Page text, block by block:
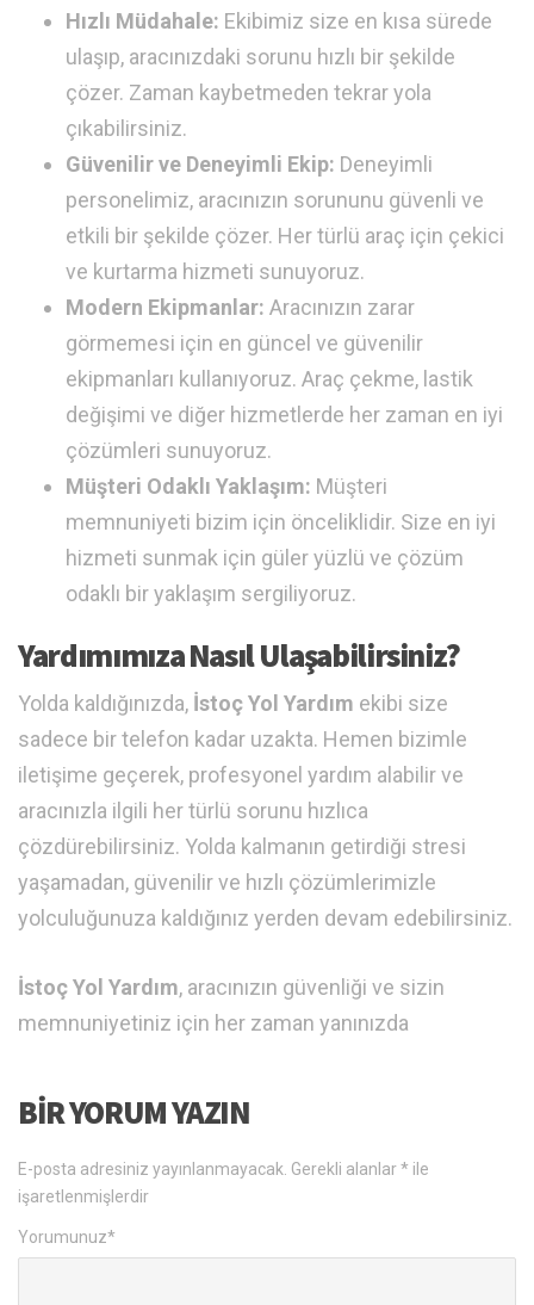
Hızlı Müdahale: Ekibimiz size en kısa sürede
ulaşıp, aracınızdaki sorunu hızlı bir şekilde
çözer. Zaman kaybetmeden tekrar yola
çıkabilirsiniz.
Güvenilir ve Deneyimli Ekip: Deneyimli
personelimiz, aracınızın sorununu güvenli ve
etkili bir şekilde çözer. Her türlü araç için çekici
ve kurtarma hizmeti sunuyoruz.
Modern Ekipmanlar: Aracınızın zarar
görmemesi için en güncel ve güvenilir
ekipmanları kullanıyoruz. Araç çekme, lastik
değişimi ve diğer hizmetlerde her zaman en iyi
çözümleri sunuyoruz.
Müşteri Odaklı Yaklaşım: Müşteri
memnuniyeti bizim için önceliklidir. Size en iyi
hizmeti sunmak için güler yüzlü ve çözüm
odaklı bir yaklaşım sergiliyoruz.
Yardımımıza Nasıl Ulaşabilirsiniz?
Yolda kaldığınızda, İstoç Yol Yardım ekibi size
sadece bir telefon kadar uzakta. Hemen bizimle
iletişime geçerek, profesyonel yardım alabilir ve
aracınızla ilgili her türlü sorunu hızlıca
çözdürebilirsiniz. Yolda kalmanın getirdiği stresi
yaşamadan, güvenilir ve hızlı çözümlerimizle
yolculuğunuza kaldığınız yerden devam edebilirsiniz.
İstoç Yol Yardım, aracınızın güvenliği ve sizin
memnuniyetiniz için her zaman yanınızda
BIR YORUM YAZIN
E-posta adresiniz yayınlanmayacak. Gerekli alanlar* ile
işaretlenmişlerdir
Yorumunuz*